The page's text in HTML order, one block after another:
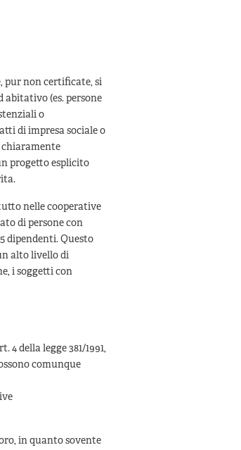
pur non certificate, si
(es. persone
o
di impresa sociale o
chiaramente
progetto esplicito
nelle cooperative
di persone con
dipendenti. Questo
alto livello di
i soggetti con
della legge 381/1991,
comunque
in quanto sovente